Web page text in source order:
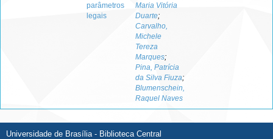
parâmetros
legais
Maria Vitória
Duarte;
Carvalho,
Michele
Tereza
Marques;
Pina, Patrícia
da Silva Fiuza;
Blumenschein,
Raquel Naves
Universidade de Brasília - Biblioteca Central